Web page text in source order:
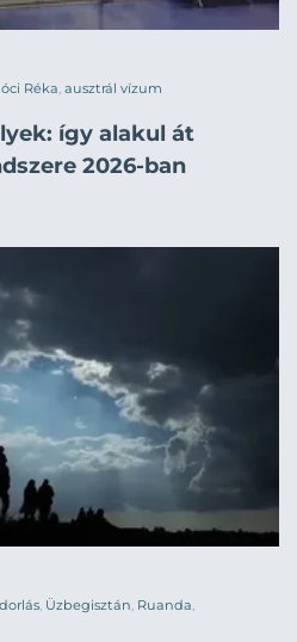
Réka, ausztrál vízum
így alakul át
2026-ban
, Üzbegisztán, Ruanda,